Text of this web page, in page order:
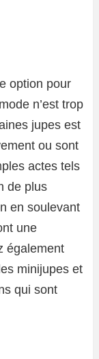
option pour
n’est trop
jupes est
ou sont
actes tels
de plus
en soulevant
une
également
minijupes et
qui sont